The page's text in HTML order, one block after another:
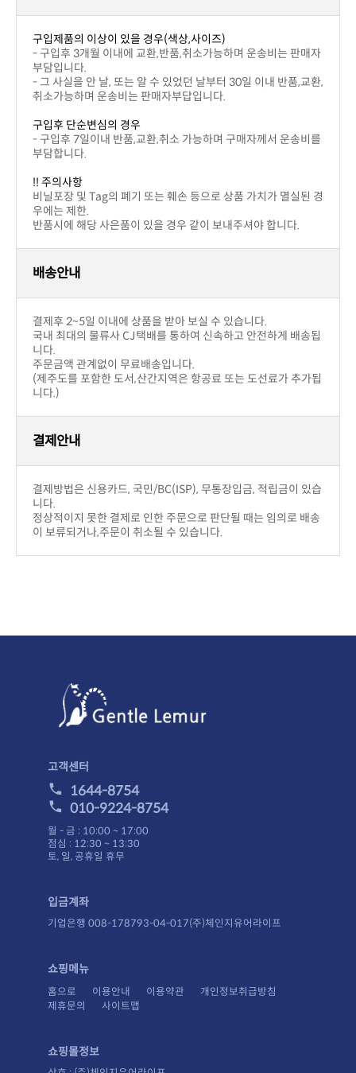
구입제품의 이상이 있을 경우(색상,사이즈)
부담입니다.
취소가능하며 운송비는 판매자부답입니다.
구입후 단순변심의 경우
부담합니다.
!! 주의사항
우에는 제한.
반품시에 해당 사은품이 있을 경우 같이 보내주셔야 합니다.
배송안내
결제후 2~5일 이내에 상품을 받아 보실 수 있습니다.
니다.
주문금액 관계없이 무료배송입니다.
니다.)
결제안내
니다.
이 보류되거나,주문이 취소될 수 있습니다.
고객센터
1644-8754
010-9224-8754
월 - 금 : 10:00 ~ 17:00
점심 : 12:30 ~ 13:30
토, 일, 공휴일 휴무
입금계좌
기업은행 008-178793-04-017(주)체인지유어라이프
쇼핑메뉴
홈으로 이용안내 이용약관
개인정보취급방침
제휴문의
사이트맵
쇼핑몰정보